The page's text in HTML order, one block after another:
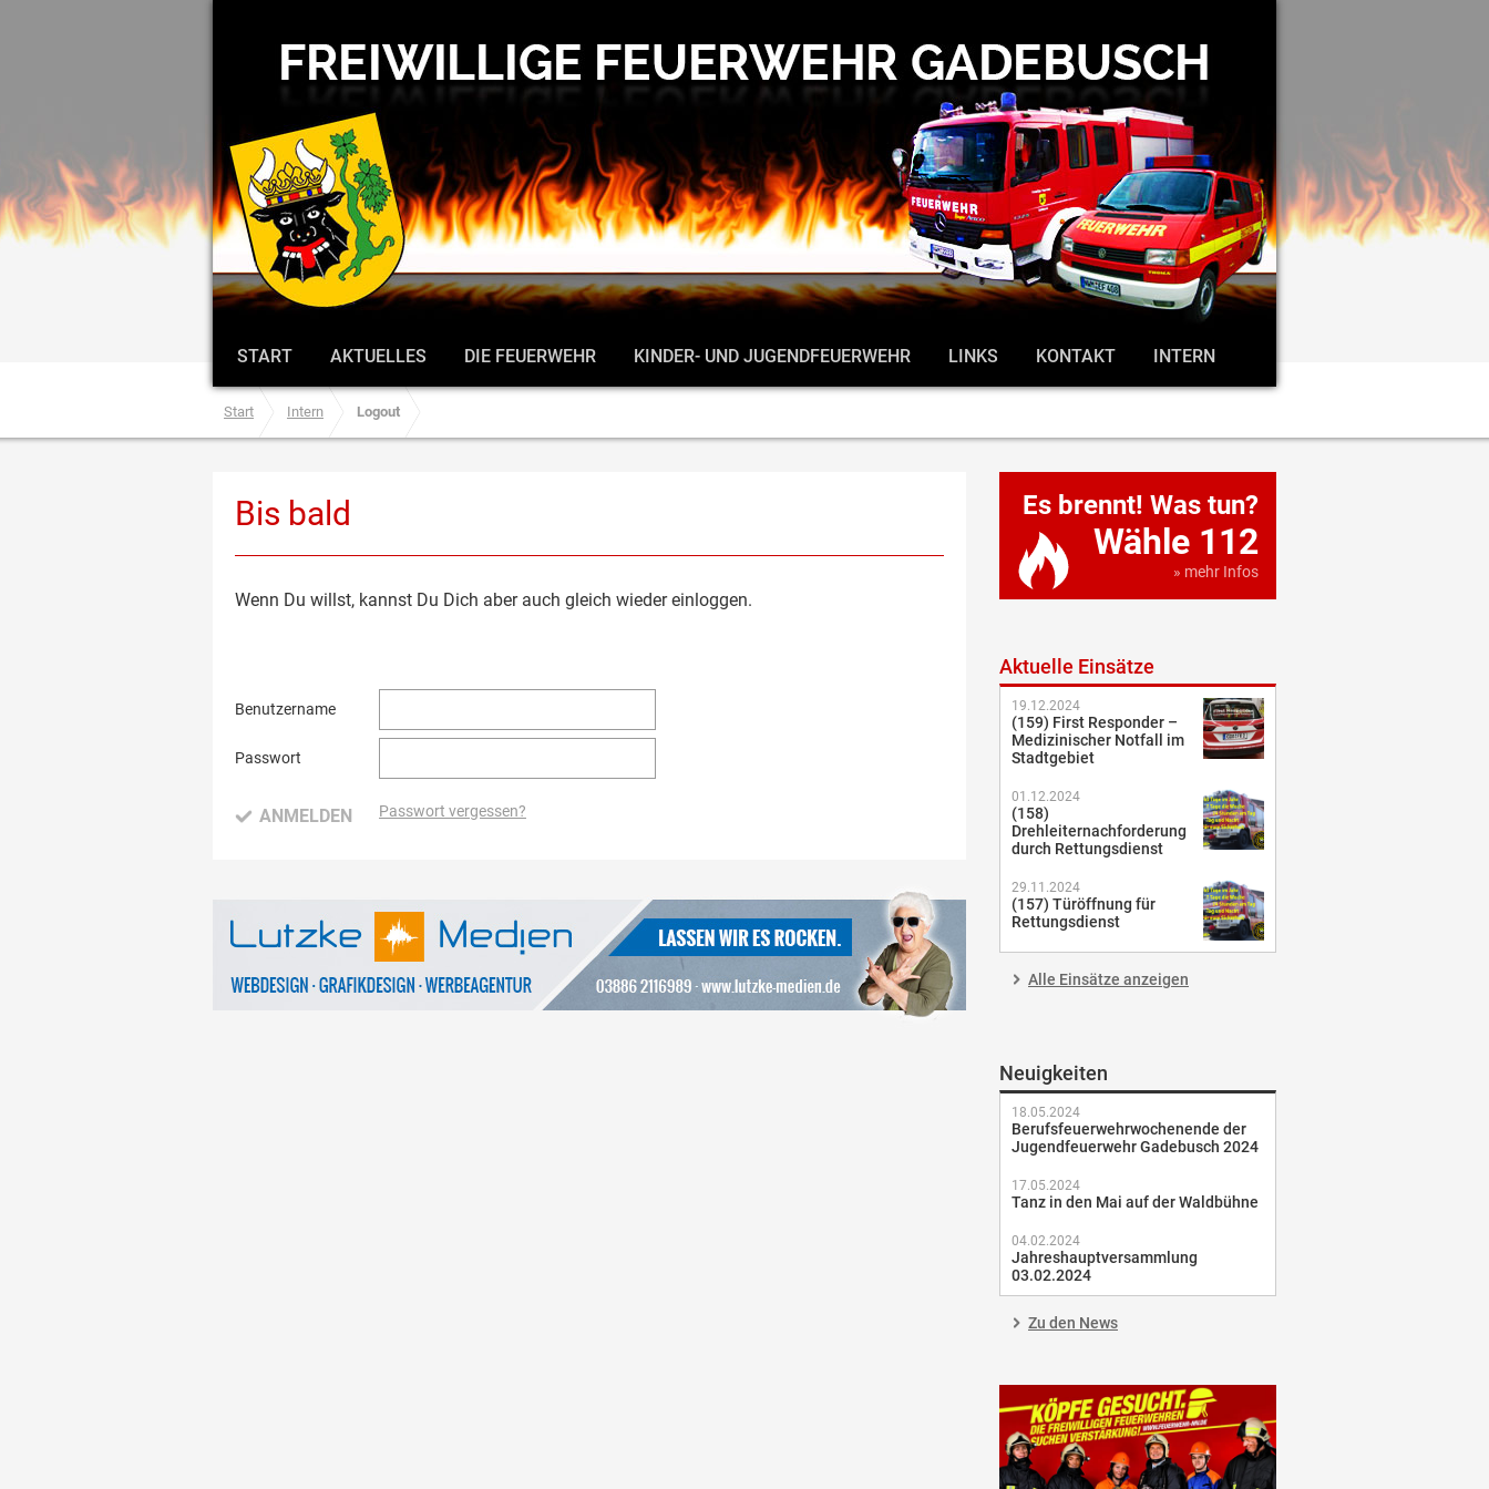
START AKTUELLES DIE FEUERWEHR KINDER- UND JUGENDFEUERWEHR LINKS KONTAKT INTERN
Start Intern Logout
Bis bald
Wenn Du willst, kannst Du Dich aber auch gleich wieder einloggen.
Benutzername
Passwort
Passwort vergessen?
Es brennt! Was tun?
Wähle 112
» mehr Infos
Aktuelle Einsätze
19.12.2024
(159) First Responder –
Medizinischer Notfall im
Stadtgebiet
01.12.2024
(158)
Drehleiternachforderung
durch Rettungsdienst
29.11.2024
(157) Türöffnung für
Rettungsdienst
Alle Einsätze anzeigen
Neuigkeiten
18.05.2024
Berufsfeuerwehrwochenende der
Jugendfeuerwehr Gadebusch 2024
17.05.2024
Tanz in den Mai auf der Waldbühne
04.02.2024
Jahreshauptversammlung
03.02.2024
Zu den News